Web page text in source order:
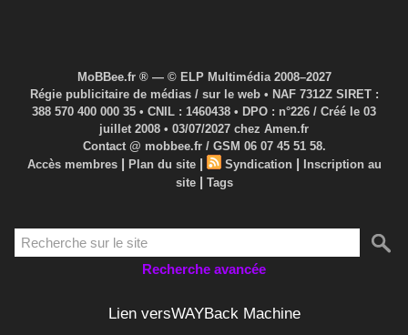
MoBBee.fr ® — © ELP Multimédia 2008–2027
Régie publicitaire de médias / sur le web • NAF 7312Z SIRET :
388 570 400 000 35 • CNIL : 1460438 • DPO : n°226 / Créé le 03
juillet 2008 • 03/07/2027 chez Amen.fr
Contact @ mobbee.fr / GSM 06 07 45 51 58.
Accès membres | Plan du site | Syndication |
Inscription au
site | Tags
Recherche avancée
Lien versWAYBack Machine